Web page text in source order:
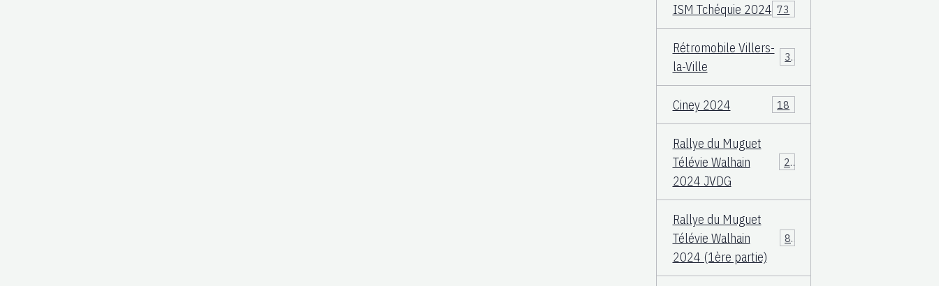
ISM Tchéquie 2024 73
Rétromobile Villers-
la-Ville
3
Ciney 2024 18
Rallye du Muguet
Télévie Walhain
2024 JVDG
23
Rallye du Muguet
Télévie Walhain
2024 (1ère partie)
88